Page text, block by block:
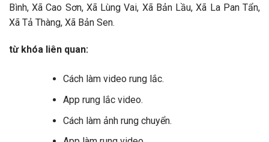
Bình, Xã Cao Sơn, Xã Lùng Vai, Xã Bản Lầu, Xã La Pan Tẩn,
Xã Tả Thàng, Xã Bản Sen.
từ khóa liên quan:
Cách làm video rung lắc.
App rung lắc video.
Cách làm ảnh rung chuyển.